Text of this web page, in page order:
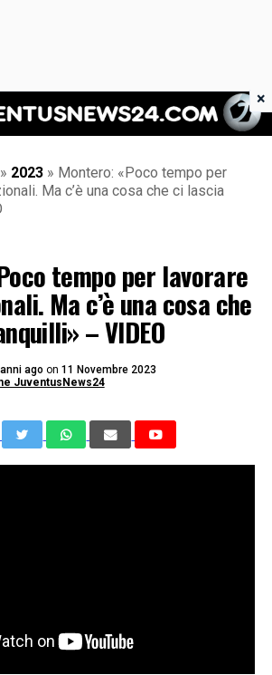
Juventus News 24
» 2023 » Montero: «Poco tempo per
Ma c’è una cosa che ci lascia
tempo per lavorare
Ma c’è una cosa che
– VIDEO
ago on 11 Novembre 2023
JuventusNews24
×